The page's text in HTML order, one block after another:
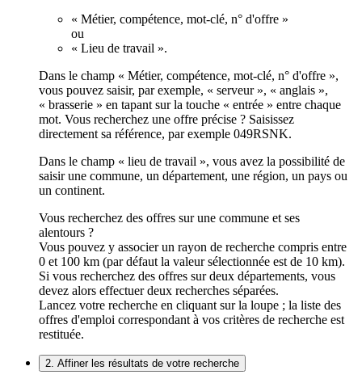
« Métier, compétence, mot-clé, n° d'offre »
ou
« Lieu de travail ».
Dans le champ « Métier, compétence, mot-clé, n° d'offre »,
vous pouvez saisir, par exemple, « serveur », « anglais »,
« brasserie » en tapant sur la touche « entrée » entre chaque
mot. Vous recherchez une offre précise ? Saisissez
directement sa référence, par exemple 049RSNK.
Dans le champ « lieu de travail », vous avez la possibilité de
saisir une commune, un département, une région, un pays ou
un continent.
Vous recherchez des offres sur une commune et ses
alentours ?
Vous pouvez y associer un rayon de recherche compris entre
0 et 100 km (par défaut la valeur sélectionnée est de 10 km).
Si vous recherchez des offres sur deux départements, vous
devez alors effectuer deux recherches séparées.
Lancez votre recherche en cliquant sur la loupe ; la liste des
offres d'emploi correspondant à vos critères de recherche est
restituée.
2. Affiner les résultats de votre recherche